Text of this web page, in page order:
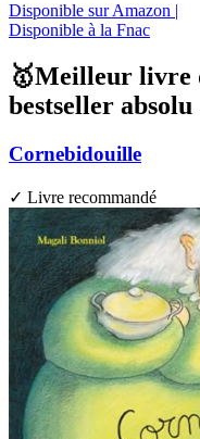
Disponible sur Amazon |
Disponible à la Fnac
🥇Meilleur livre
bestseller absolu
Cornebidouille
✓ Livre recommandé